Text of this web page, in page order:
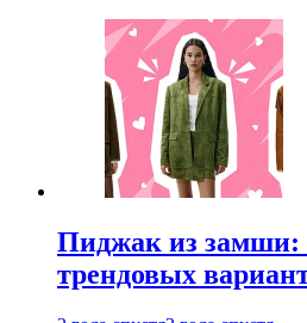
Пиджак из замши:
трендовых